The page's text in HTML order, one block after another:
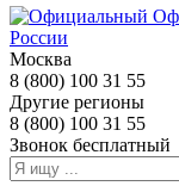
Москва
8 (800) 100 31 55
Другие регионы
8 (800) 100 31 55
Звонок бесплатный